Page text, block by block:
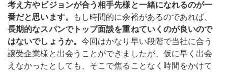
考え方やビジョンが合う相手先様と一緒になれるのが一
番だと思います。
もし時間的に余裕があるのであれば、
長期的なスパンでトップ面談を重ねていくのが良いので
はないでしょうか。 今回はかなり早い段階で当社に合う
譲受企業様と出会うことができましたが、仮に早く出会
えなかったとしても、そこで焦ることなく時間をかけて